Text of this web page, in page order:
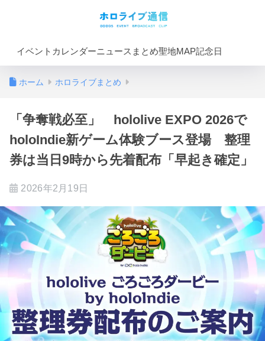
イベントカレンダーニュースまとめ聖地MAP記念日
ホーム ホロライブまとめ
「争奪戦必至」 hololive EXPO 2026で
holoIndie新ゲーム体験ブース登場 整理
券は当日9時から先着配布「早起き確定」
2026年2月19日